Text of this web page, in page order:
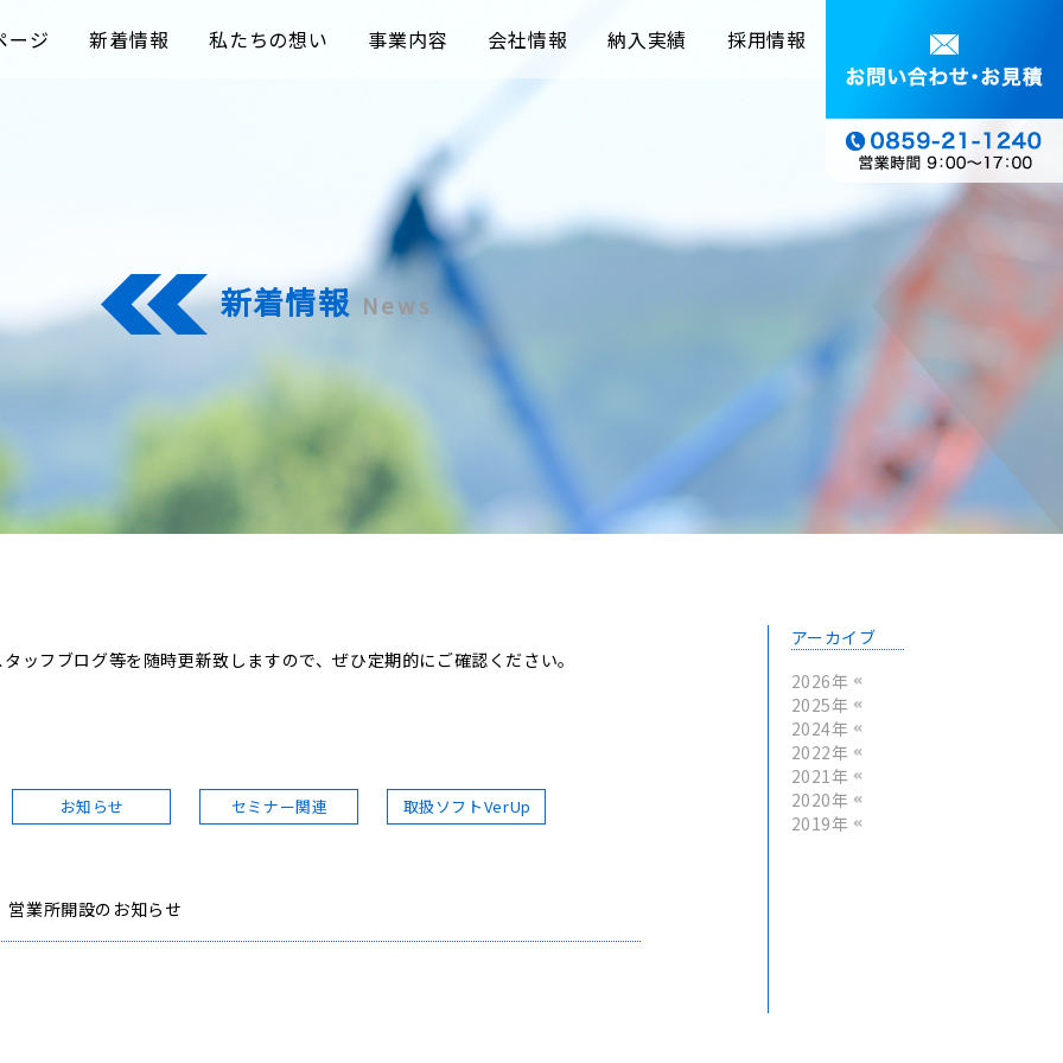
ージ 新着情報 私たちの想い 事業内容
施工管理支援
その他のサービス
CPDSセミナー
会社情報 納入実績 採用情報
新着情報 News
ッフブログ等を随時更新致しますので、ぜひ定期的にご確認ください。
お知らせ セミナー関連 取扱ソフトVerUp
営業所開設のお知らせ
アーカイブ
2026年
2025年
2024年
2022年
2021年
2020年
2019年